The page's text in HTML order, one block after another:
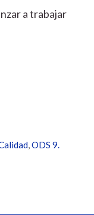
a trabajar
,ODS 9.